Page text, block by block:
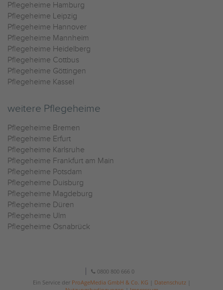
Pflegeheime Hamburg
Pflegeheime Leipzig
Pflegeheime Hannover
Pflegeheime Mannheim
Pflegeheime Heidelberg
Pflegeheime Cottbus
Pflegeheime Göttingen
Pflegeheime Kassel
weitere Pflegeheime
Pflegeheime Bremen
Pflegeheime Erfurt
Pflegeheime Karlsruhe
Pflegeheime Frankfurt am Main
Pflegeheime Potsdam
Pflegeheime Duisburg
Pflegeheime Magdeburg
Pflegeheime Düren
Pflegeheime Ulm
Pflegeheime Osnabrück
0800 800 666 0
Ein Service der ProAgeMedia GmbH & Co. KG Datenschutz|